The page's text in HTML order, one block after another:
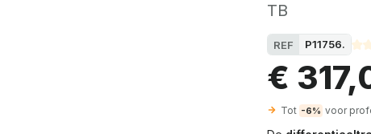
TB
REF P11756.
€
Tot -6% voor